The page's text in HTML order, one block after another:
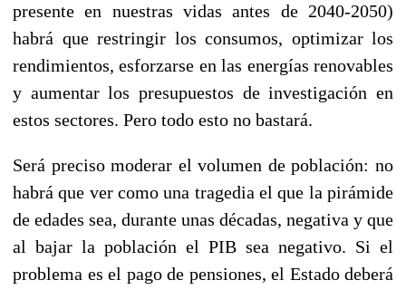
presente en nuestras vidas antes de 2040-2050)
habrá que restringir los consumos, optimizar los
rendimientos, esforzarse en las energías renovables
y aumentar los presupuestos de investigación en
estos sectores. Pero todo esto no bastará.
Será preciso moderar el volumen de población: no
habrá que ver como una tragedia el que la pirámide
de edades sea, durante unas décadas, negativa y que
al bajar la población el PIB sea negativo. Si el
problema es el pago de pensiones, el Estado deberá